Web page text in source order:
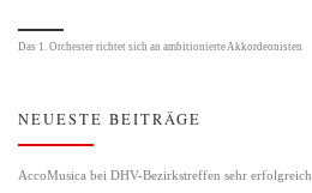
Das 1. Orchester richtet sich an ambitionierte Akkordeonisten
NEUESTE BEITRÄGE
AccoMusica bei DHV-Bezirkstreffen sehr erfolgreich